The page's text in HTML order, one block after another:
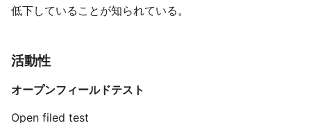
低下していることが知られている。
活動性
オープンフィールドテスト
Open filed test